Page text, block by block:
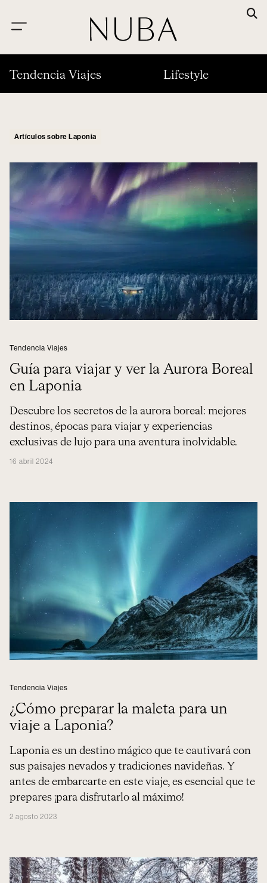
Tendencia Viajes Lifestyle
Artículos sobre Laponia
Tendencia Viajes
Guía para viajar y ver la Aurora Boreal
en Laponia
Descubre los secretos de la aurora boreal: mejores
destinos, épocas para viajar y experiencias
exclusivas de lujo para una aventura inolvidable.
16 abril 2024
Tendencia Viajes
¿Cómo preparar la maleta para un
viaje a Laponia?
Laponia es un destino mágico que te cautivará con
sus paisajes nevados y tradiciones navideñas. Y
antes de embarcarte en este viaje, es esencial que te
prepares ¡para disfrutarlo al máximo!
2 agosto 2023